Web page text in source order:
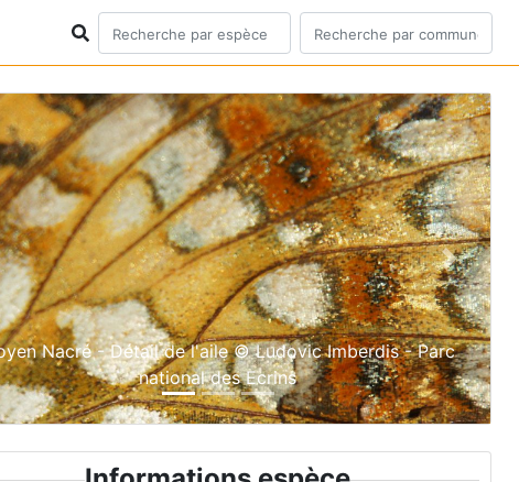
Nacré - Détail de l'aile © Ludovic Imberdis - Parc
national des Ecrins
Next